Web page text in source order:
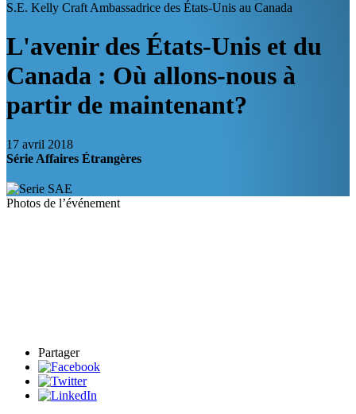
S.E. Kelly Craft Ambassadrice des États-Unis au Canada
L'avenir des États-Unis et du
Canada : Où allons-nous à
partir de maintenant?
17 avril 2018
Série Affaires Étrangères
Photos de l’événement
Partager